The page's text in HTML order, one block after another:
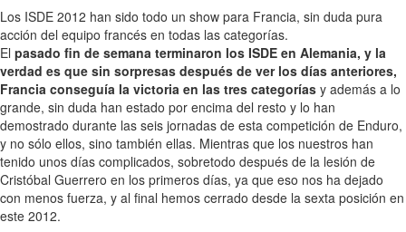
Los ISDE 2012 han sido todo un show para Francia, sin duda pura
acción del equipo francés en todas las categorías.
El pasado fin de semana terminaron los ISDE en Alemania, y la
verdad es que sin sorpresas después de ver los días anteriores,
Francia conseguía la victoria en las tres categorías y además a lo
grande, sin duda han estado por encima del resto y lo han
demostrado durante las seis jornadas de esta competición de Enduro,
y no sólo ellos, sino también ellas. Mientras que los nuestros han
tenido unos días complicados, sobretodo después de la lesión de
Cristóbal Guerrero en los primeros días, ya que eso nos ha dejado
con menos fuerza, y al final hemos cerrado desde la sexta posición en
este 2012.